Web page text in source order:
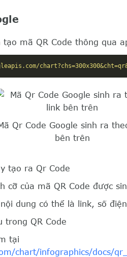
tạo mã QR Code thông qua
Qr Code Google sinh ra
bên trên
tạo ra Qr Code
cỡ của mã QR Code được
dung có thể là link, số
trong QR Code
tại
chart/infographics/docs/